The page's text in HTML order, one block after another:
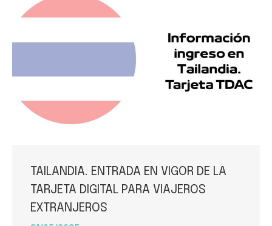
TAILANDIA. ENTRADA EN VIGOR DE LA
TARJETA DIGITAL PARA VIAJEROS
EXTRANJEROS